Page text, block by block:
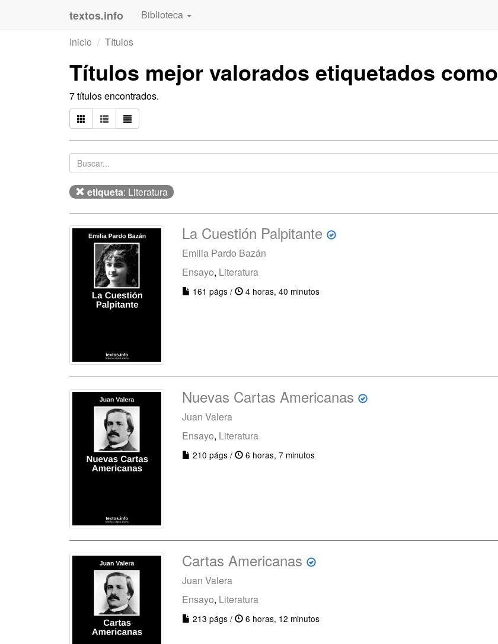
textos.info Biblioteca
Inicio
Títulos
Títulos mejor valorados etiquetados como
7 títulos encontrados.
etiqueta: Literatura
La Cuestión Palpitante
Emilia Pardo Bazán
Ensayo, Literatura
161 págs / 4 horas, 40 minutos
Nuevas Cartas Americanas
Juan Valera
Ensayo, Literatura
210 págs / 6 horas, 7 minutos
Cartas Americanas
Juan Valera
Ensayo, Literatura
213 págs / 6 horas, 12 minutos